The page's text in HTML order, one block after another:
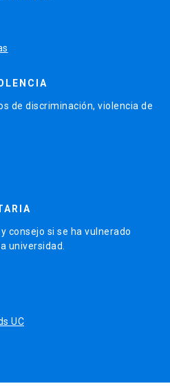
de discriminación, violencia de
consejo si se ha vulnerado
universidad.
UC